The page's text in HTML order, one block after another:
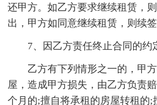
还甲方。如乙方要求继续租赁，
出，甲方如同意继续租赁，则续签
7、因乙方责任终止合同的约
乙方有下列情形之一的，甲
屋，造成甲方损失，由乙方负责
个月的;擅自将承租的房屋转租的;